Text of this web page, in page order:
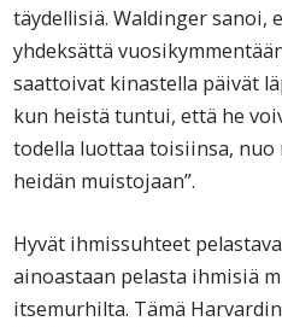
täydellisiä. Waldinger sanoi,
yhdeksättä
saattoivat kinastella päivät
kun heistä tuntui, että he
todella luottaa toisiinsa,
heidän muistojaan”.
Hyvät ihmissuhteet
ainoastaan pelasta ihmisiä
itsemurhilta. Tämä